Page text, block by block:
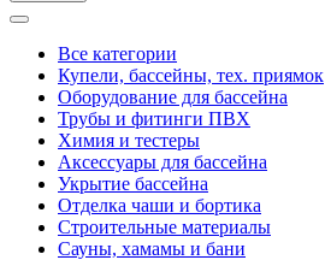
Все категории
Купели, бассейны, тех. приямок
Оборудование для бассейна
Трубы и фитинги ПВХ
Химия и тестеры
Аксессуары для бассейна
Укрытие бассейна
Отделка чаши и бортика
Строительные материалы
Сауны, хамамы и бани